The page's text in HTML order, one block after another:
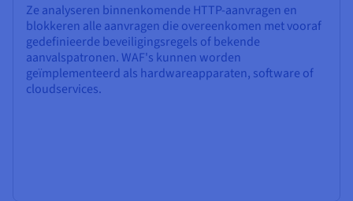
Ze analyseren binnenkomende HTTP-aanvragen en
blokkeren alle aanvragen die overeenkomen met vooraf
gedefinieerde beveiligingsregels of bekende
aanvalspatronen. WAF's kunnen worden
geïmplementeerd als hardwareapparaten, software of
cloudservices.